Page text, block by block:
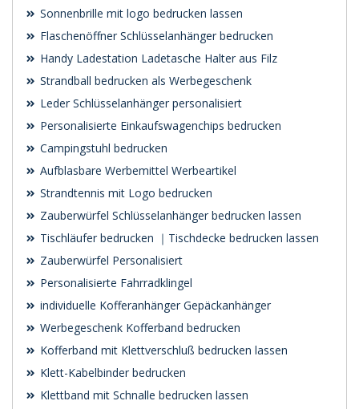
Sonnenbrille mit logo bedrucken lassen
Flaschenöffner Schlüsselanhänger bedrucken
Handy Ladestation Ladetasche Halter aus Filz
Strandball bedrucken als Werbegeschenk
Leder Schlüsselanhänger personalisiert
Personalisierte Einkaufswagenchips bedrucken
Campingstuhl bedrucken
Aufblasbare Werbemittel Werbeartikel
Strandtennis mit Logo bedrucken
Zauberwürfel Schlüsselanhänger bedrucken lassen
Tischläufer bedrucken ｜Tischdecke bedrucken lassen
Zauberwürfel Personalisiert
Personalisierte Fahrradklingel
individuelle Kofferanhänger Gepäckanhänger
Werbegeschenk Kofferband bedrucken
Kofferband mit Klettverschluß bedrucken lassen
Klett-Kabelbinder bedrucken
Klettband mit Schnalle bedrucken lassen